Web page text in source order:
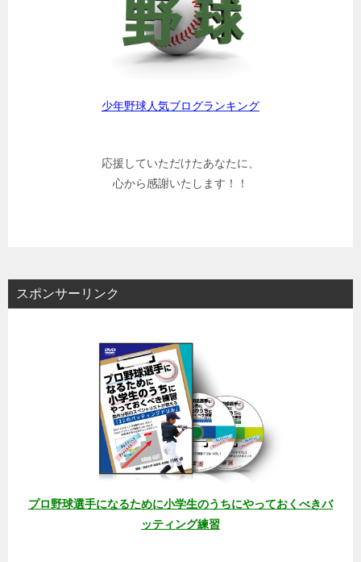
少年野球人気ブログランキング
応援していただけたあなたに、
心から感謝いたします！！
スポンサーリンク
プロ野球選手になるために小学生のうちにやっておくべきバ
ッティング練習